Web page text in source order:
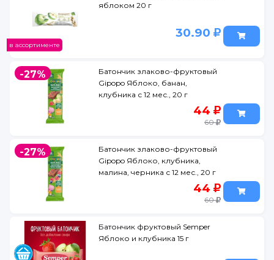
в ассортименте
яблоком 20 г
30.90
-27%
Батончик злаково-фруктовый
Gipopo Яблоко, банан,
клубника с 12 мес., 20 г
44
60
-27%
Батончик злаково-фруктовый
Gipopo Яблоко, клубника,
малина, черника с 12 мес., 20 г
44
60
Батончик фруктовый Semper
Яблоко и клубника 15 г